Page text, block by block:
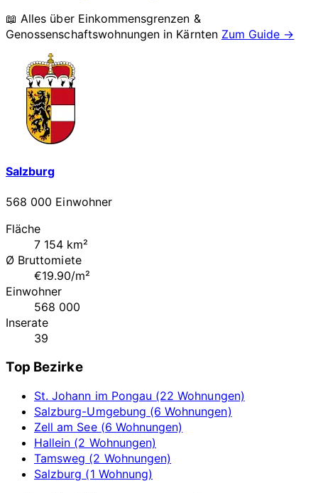
📖 Alles über Einkommensgrenzen &
Genossenschaftswohnungen in Kärnten Zum Guide →
Salzburg
568 000 Einwohner
Fläche
7 154 km²
Ø Bruttomiete
€19.90/m²
Einwohner
568 000
Inserate
39
Top Bezirke
St. Johann im Pongau (22 Wohnungen)
Salzburg-Umgebung (6 Wohnungen)
Zell am See (6 Wohnungen)
Hallein (2 Wohnungen)
Tamsweg (2 Wohnungen)
Salzburg (1 Wohnung)